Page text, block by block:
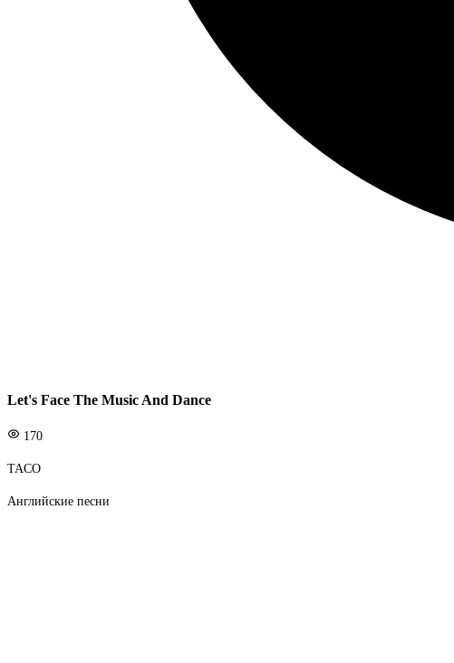
Let's Face The Music And Dance
170
TACO
Английские песни